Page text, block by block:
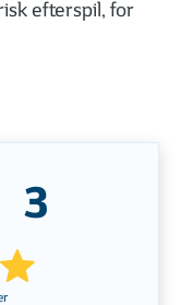
efterspil, for
3